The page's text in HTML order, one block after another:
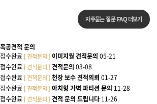
자주묻는 질문 FAQ 더보기
목공견적 문의
접수완료 [ 견적문의 ] 이미지월 견적문의 05-21
접수완료 [ 견적문의 ] 견적문의 03-08
접수완료 [ 견적문의 ] 천장 보수 견적의뢰 01-27
접수완료 [ 견적문의 ] 아치형 가벽 파티션 문의 11-28
접수완료 [ 견적문의 ] 견적 문의 드립니다 11-26